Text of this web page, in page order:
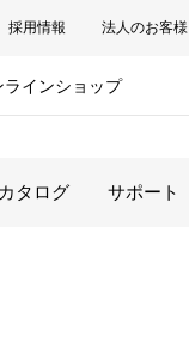
採用情報 法人のお客様
ラインショップ
カタログ サポート